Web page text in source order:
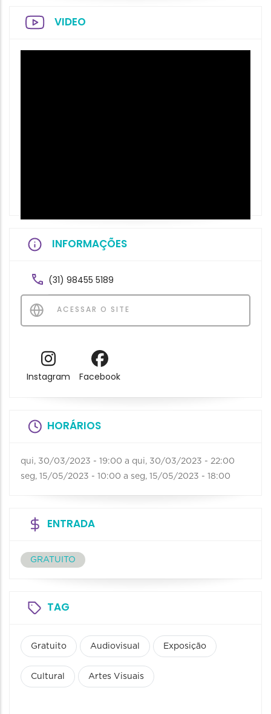
VIDEO
INFORMAÇÕES
(31) 98455 5189
ACESSAR O SITE
Instagram Facebook
HORÁRIOS
qui, 30/03/2023 - 19:00 a qui, 30/03/2023 - 22:00
seg, 15/05/2023 - 10:00 a seg, 15/05/2023 - 18:00
ENTRADA
GRATUITO
TAG
Gratuito Audiovisual Exposição
Cultural Artes Visuais